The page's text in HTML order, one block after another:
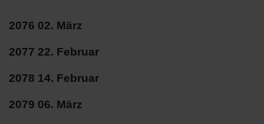
2076 02. März
2077 22. Februar
2078 14. Februar
2079 06. März